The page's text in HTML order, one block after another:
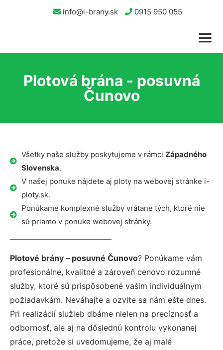
info@i-brany.sk 0915 950 055
Plotová brána - posuvná
Čunovo
Všetky naše služby poskytujeme v rámci Západného
Slovenska.
V našej ponuke nájdete aj ploty na webovej stránke i-
ploty.sk.
Ponúkame komplexné služby vrátane tých, ktoré nie
sú priamo v ponuke webovej stránky.
Plotové brány – posuvné Čunovo? Ponúkame vám
profesionálne, kvalitné a zároveň cenovo rozumné
služby, ktoré sú prispôsobené vašim individuálnym
požiadavkám. Neváhajte a ozvite sa nám ešte dnes.
Pri realizácií služieb dbáme nielen na precíznosť a
odbornosť, ale aj na dôslednú kontrolu vykonanej
práce, pretože si uvedomujeme, že aj malé